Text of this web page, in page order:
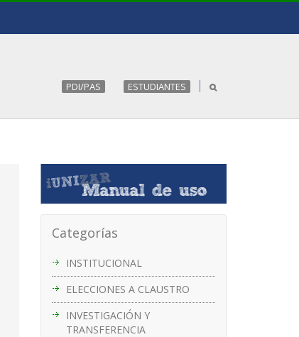
PDI/PAS ESTUDIANTES
Categorías
INSTITUCIONAL
ELECCIONES A CLAUSTRO
INVESTIGACIÓN Y
TRANSFERENCIA